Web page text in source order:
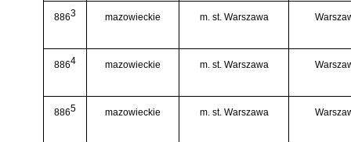
8863 mazowieckie m. st. Warszawa
8864 mazowieckie m. st. Warszawa
8865 mazowieckie m. st. Warszawa